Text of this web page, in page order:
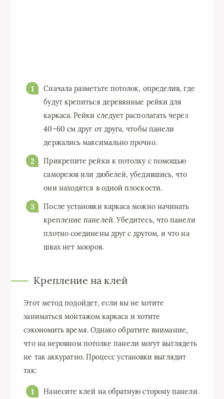
Сначала разметьте потолок, определив, где
будут крепиться деревянные рейки для
каркаса. Рейки следует располагать через
40–60 см друг от друга, чтобы панели
держались максимально прочно.
Прикрепите рейки к потолку с помощью
саморезов или дюбелей, убедившись, что
они находятся в одной плоскости.
После установки каркаса можно начинать
крепление панелей. Убедитесь, что панели
плотно соединены друг с другом, и что на
швах нет зазоров.
Крепление на клей
Этот метод подойдет, если вы не хотите
заниматься монтажом каркаса и хотите
сэкономить время. Однако обратите внимание,
что на неровном потолке панели могут выглядеть
не так аккуратно. Процесс установки выглядит
так:
Нанесите клей на обратную сторону панели.